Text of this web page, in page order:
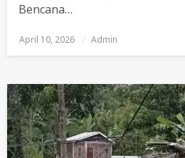
Bencana…
Posted
On
April 10, 2026 Admin